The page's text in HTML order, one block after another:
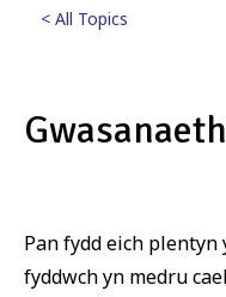
< All Topics
Pan fydd eich plentyn
fyddwch yn medru